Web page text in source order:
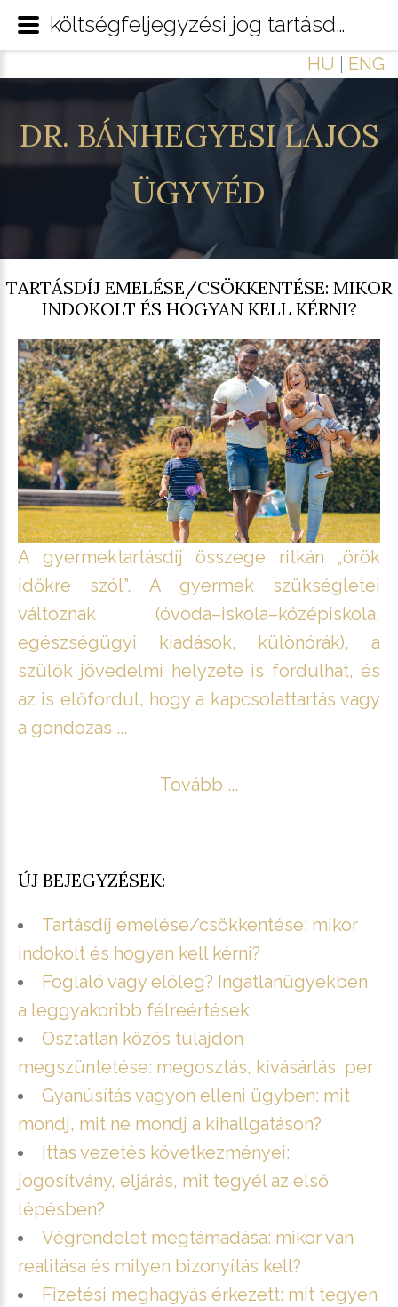
HU ENG
DR. BÁNHEGYESI LAJOS
ÜGYVÉD
TARTÁSDÍJ EMELÉSE/CSÖKKENTÉSE: MIKOR
INDOKOLT ÉS HOGYAN KELL KÉRNI?
A gyermektartásdíj összege ritkán „örök
időkre szól”. A gyermek szükségletei
változnak (óvoda–iskola–középiskola,
egészségügyi kiadások, különórák), a
szülők jövedelmi helyzete is fordulhat, és
az is előfordul, hogy a kapcsolattartás vagy
a gondozás ...
Tovább ...
ÚJ BEJEGYZÉSEK:
Tartásdíj emelése/csökkentése: mikor
indokolt és hogyan kell kérni?
Foglaló vagy előleg? Ingatlanügyekben
a leggyakoribb félreértések
Osztatlan közös tulajdon
megszüntetése: megosztás, kivásárlás, per
Gyanúsítás vagyon elleni ügyben: mit
mondj, mit ne mondj a kihallgatáson?
Ittas vezetés következményei:
jogosítvány, eljárás, mit tegyél az első
lépésben?
Végrendelet megtámadása: mikor van
realitása és milyen bizonyítás kell?
Fizetési meghagyás érkezett: mit tegyen
költségfeljegyzési jog tartásdíj per